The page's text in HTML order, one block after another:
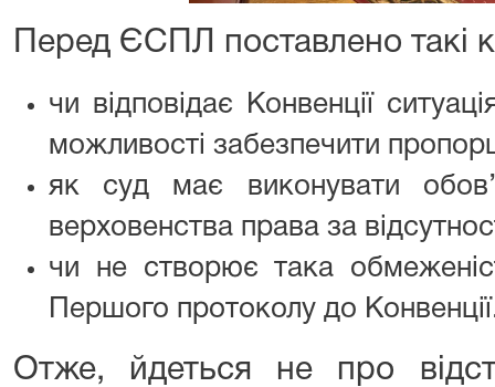
Перед ЄСПЛ поставлено такі
чи відповідає Конвенції
можливості забезпечити
як суд має виконувати
верховенства права за
чи не створює така
Першого протоколу до
Отже, йдеться не про